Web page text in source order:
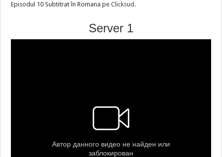
Episodul 10 Subtitrat în Romana peClicksud .
Server 1